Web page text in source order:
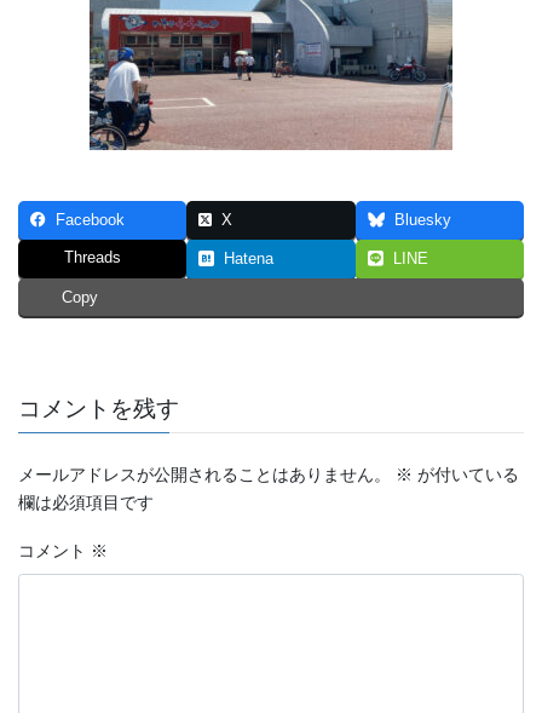
Facebook X Bluesky
Threads Hatena LINE
Copy
コメントを残す
メールアドレスが公開されることはありません。 ※ が付いている
欄は必須項目です
コメント ※